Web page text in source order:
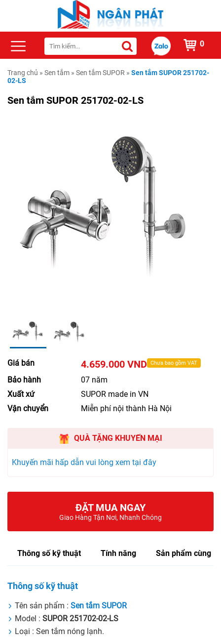
0
Trang chủ » Sen tắm » Sen tắm SUPOR » Sen tắm SUPOR 251702-
02-LS
Sen tắm SUPOR 251702-02-LS
Giá bán 4.659.000 VND Chưa bao gồm VAT
Bảo hành
07 năm
Xuất xứ
SUPOR made in VN
Vận chuyển
Miễn phí nội thành Hà Nội
QUÀ TẶNG KHUYẾN MẠI
Khuyến mãi hấp dẫn vui lòng xem tại đây
ĐẶT MUA NGAY
Giao Hàng Tận Nơi, Nhanh Chóng
Thông số kỹ thuật Tính năng Sản phẩm cùng
Thông số kỹ thuật
Tên sản phẩm : Sen tắm SUPOR
Model : SUPOR 251702-02-LS
Loại : Sen tắm nóng lạnh.